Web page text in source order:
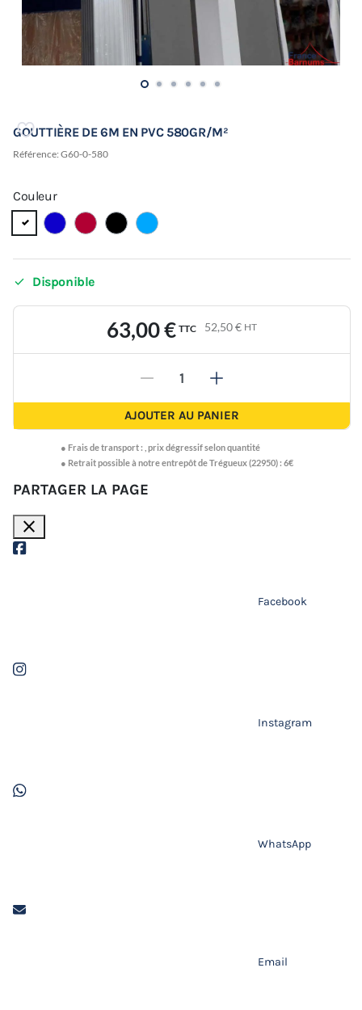
GOUTTIÈRE DE 6M EN PVC 580GR/M²
Référence: G60-0-580
Couleur
 Disponible
63,00 € TTC 52,50 € HT
- +
AJOUTER AU PANIER
● Frais de transport : prix dégressif selon quantité
● Retrait possible à notre entrepôt de Trégueux (22950) : 6€
PARTAGER LA PAGE
close
Facebook
Instagram
WhatsApp
Email